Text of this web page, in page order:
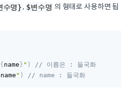
수명}, $변수명 의 형태로 사용하면 됩
name } " )
// 이름은 : 들국화
name " ) // name : 들국화